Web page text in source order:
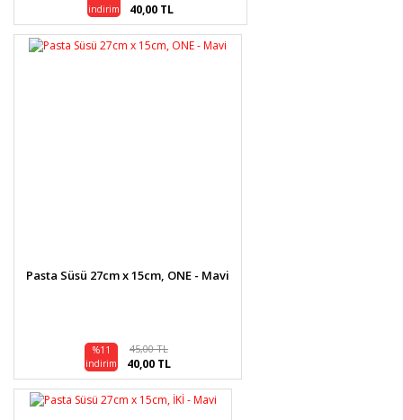
indirim
40,00 TL
Pasta Süsü 27cm x 15cm, ONE - Mavi
%11
indirim
45,00 TL
40,00 TL